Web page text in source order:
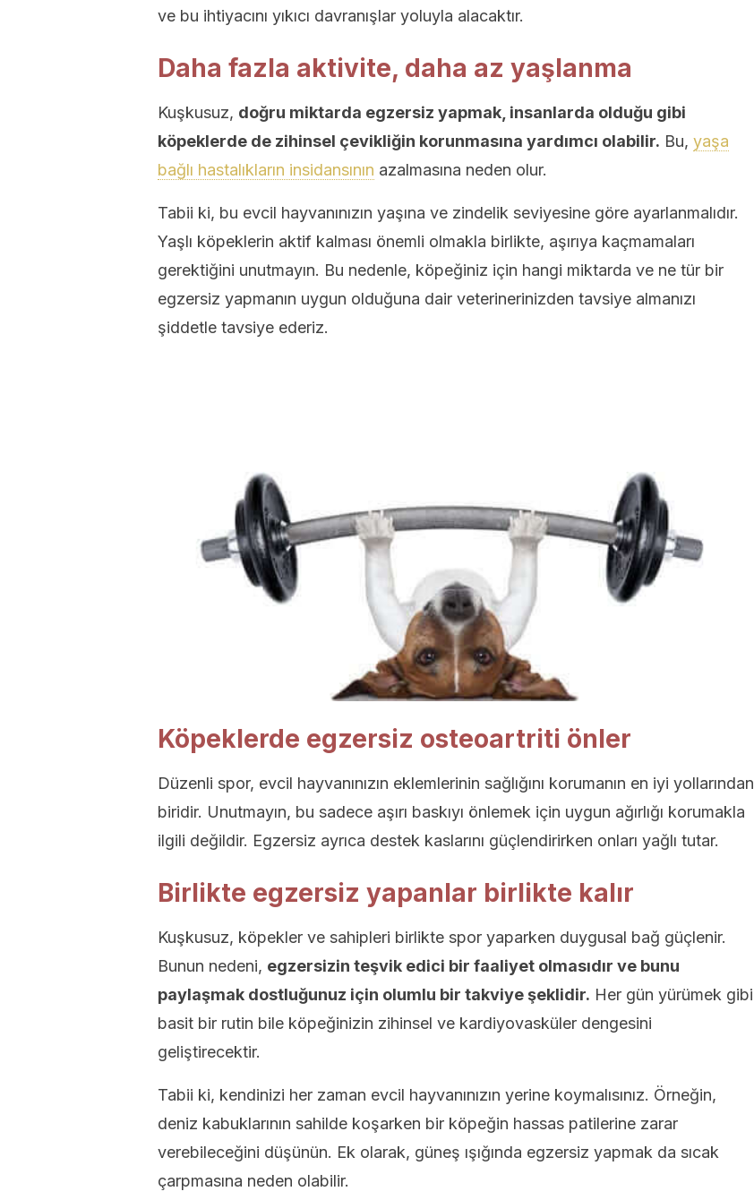
ve bu ihtiyacını yıkıcı davranışlar yoluyla alacaktır.
Daha fazla aktivite, daha az yaşlanma
Kuşkusuz, doğru miktarda egzersiz yapmak, insanlarda olduğu gibi
köpeklerde de zihinsel çevikliğin korunmasına yardımcı olabilir. Bu, yaşa
bağlı hastalıkların insidansının azalmasına neden olur.
Tabii ki, bu evcil hayvanınızın yaşına ve zindelik seviyesine göre ayarlanmalıdır.
Yaşlı köpeklerin aktif kalması önemli olmakla birlikte, aşırıya kaçmamaları
gerektiğini unutmayın. Bu nedenle, köpeğiniz için hangi miktarda ve ne tür bir
egzersiz yapmanın uygun olduğuna dair veterinerinizden tavsiye almanızı
şiddetle tavsiye ederiz.
Köpeklerde egzersiz osteoartriti önler
Düzenli spor, evcil hayvanınızın eklemlerinin sağlığını korumanın en iyi yollarından
biridir. Unutmayın, bu sadece aşırı baskıyı önlemek için uygun ağırlığı korumakla
ilgili değildir. Egzersiz ayrıca destek kaslarını güçlendirirken onları yağlı tutar.
Birlikte egzersiz yapanlar birlikte kalır
Kuşkusuz, köpekler ve sahipleri birlikte spor yaparken duygusal bağ güçlenir.
Bunun nedeni, egzersizin teşvik edici bir faaliyet olmasıdır ve bunu
paylaşmak dostluğunuz için olumlu bir takviye şeklidir. Her gün yürümek gibi
basit bir rutin bile köpeğinizin zihinsel ve kardiyovasküler dengesini
geliştirecektir.
Tabii ki, kendinizi her zaman evcil hayvanınızın yerine koymalısınız. Örneğin,
deniz kabuklarının sahilde koşarken bir köpeğin hassas patilerine zarar
verebileceğini düşünün. Ek olarak, güneş ışığında egzersiz yapmak da sıcak
çarpmasına neden olabilir.